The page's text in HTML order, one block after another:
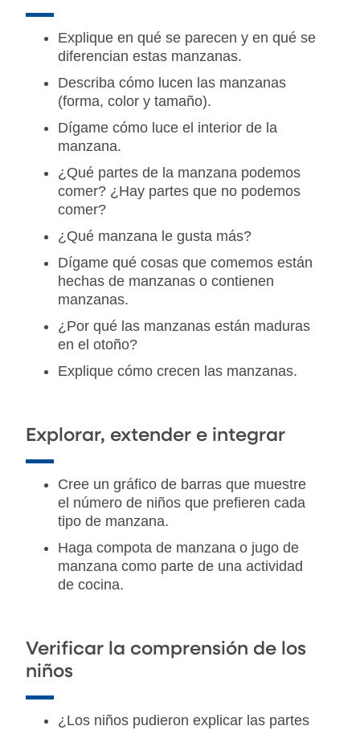
Explique en qué se parecen y en qué se
diferencian estas manzanas.
Describa cómo lucen las manzanas
(forma, color y tamaño).
Dígame cómo luce el interior de la
manzana.
¿Qué partes de la manzana podemos
comer? ¿Hay partes que no podemos
comer?
¿Qué manzana le gusta más?
Dígame qué cosas que comemos están
hechas de manzanas o contienen
manzanas.
¿Por qué las manzanas están maduras
en el otoño?
Explique cómo crecen las manzanas.
Explorar, extender e integrar
Cree un gráfico de barras que muestre
el número de niños que prefieren cada
tipo de manzana.
Haga compota de manzana o jugo de
manzana como parte de una actividad
de cocina.
Verificar la comprensión de los
niños
¿Los niños pudieron explicar las partes